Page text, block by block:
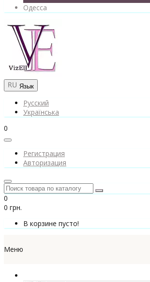
Одесса
Язык
Русский
Українська
0
Регистрация
Авторизация
0
0 грн.
В корзине пусто!
Меню